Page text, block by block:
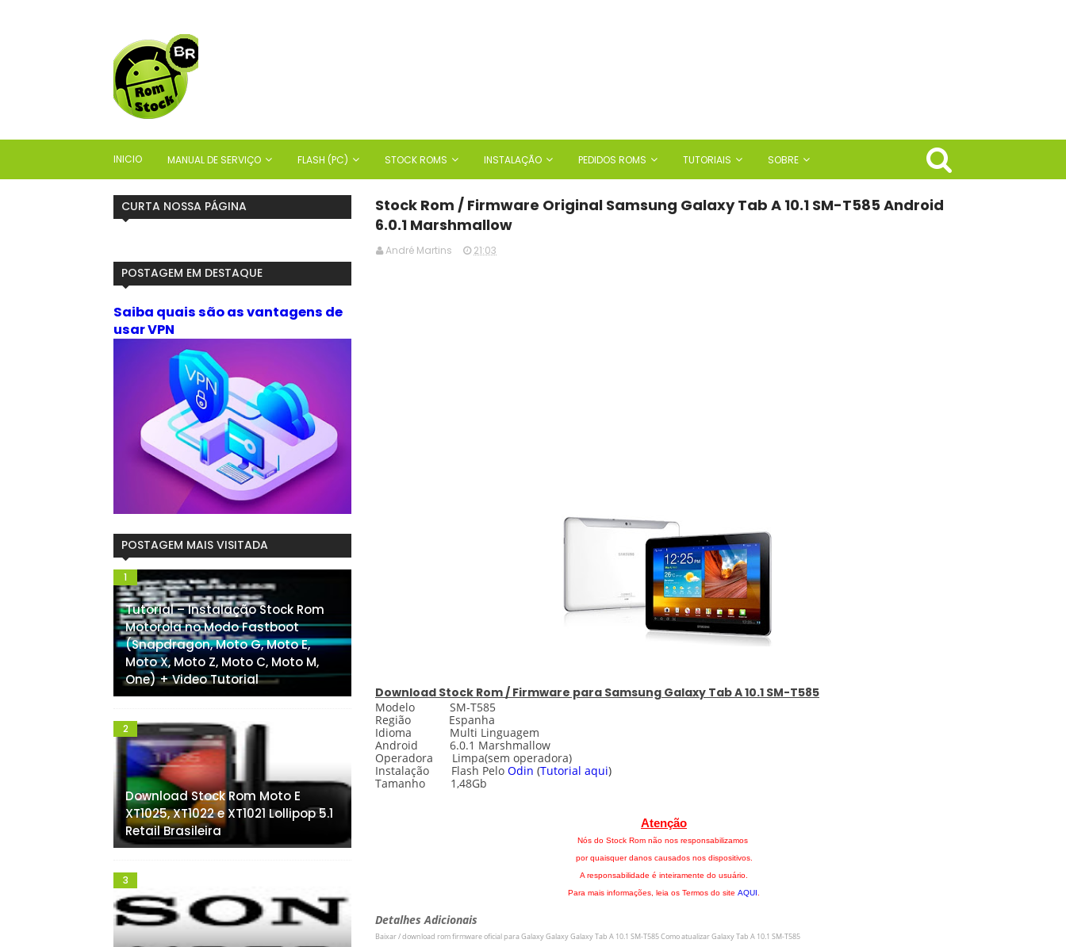
INICIO MANUAL DE SERVIÇO FLASH (PC) STOCK ROMS INSTALAÇÃO PEDIDOS ROMS TUTORIAIS SOBRE
Stock Rom / Firmware Original Samsung Galaxy Tab A 10.1 SM-T585 Android
6.0.1 Marshmallow
André Martins 21:03
Download Stock Rom / Firmware para Samsung Galaxy Tab A 10.1 SM-T585
Modelo SM-T585
Região Espanha
Idioma Multi Linguagem
Android 6.0.1 Marshmallow
Operadora Limpa(sem operadora)
Instalação Flash Pelo Odin (Tutorial aqui)
Tamanho 1,48Gb
Atenção
Nós do Stock Rom não nos responsabilizamos
por quaisquer danos causados nos dispositivos.
A responsabilidade é inteiramente do usuário.
Para mais informações, leia os Termos do site AQUI
Detalhes Adicionais
Baixar / download rom firmware oficial paraGalaxy Galaxy Galaxy Tab A 10.1 SM-T585Como atualizarGalaxy Tab A 10.1 SM-T585
CURTA NOSSA PÁGINA
POSTAGEM EM DESTAQUE
Saiba quais são as vantagens de
usar VPN
POSTAGEM MAIS VISITADA
Tutorial – Instalação Stock Rom
Motorola no Modo Fastboot
(Snapdragon, Moto G, Moto E,
Moto X, Moto Z, Moto C, Moto M,
One) + Video Tutorial
Download Stock Rom Moto E
XT1025, XT1022 e XT1021 Lollipop 5.1
Retail Brasileira